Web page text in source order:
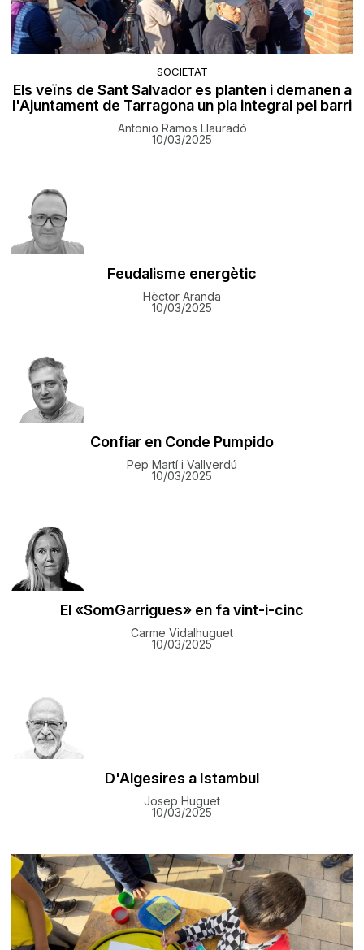
SOCIETAT
Els veïns de Sant Salvador es planten i demanen a
l'Ajuntament de Tarragona un pla integral pel barri
Antonio Ramos Llauradó
10/03/2025
Feudalisme energètic
Hèctor Aranda
10/03/2025
Confiar en Conde Pumpido
Pep Martí i Vallverdú
10/03/2025
El «SomGarrigues» en fa vint-i-cinc
Carme Vidalhuguet
10/03/2025
D'Algesires a Istambul
Josep Huguet
10/03/2025